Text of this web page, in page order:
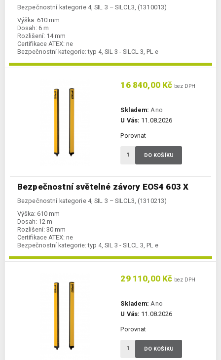
Bezpečnostní kategorie 4, SIL 3 – SILCL3, (1310013)
Výška: 610 mm
Dosah: 6 m
Rozlišení: 14 mm
Certifikace ATEX: ne
Bezpečnostní kategorie: typ 4, SIL 3 - SILCL 3, PL e
Bezpečnostní světelné závory EOS4 603 X
Bezpečnostní kategorie 4, SIL 3 – SILCL3, (1310213)
Výška: 610 mm
Dosah: 12 m
Rozlišení: 30 mm
Certifikace ATEX: ne
Bezpečnostní kategorie: typ 4, SIL 3 - SILCL 3, PL e
16 840,00 Kč bez DPH
Skladem: Ano
U Vás: 11.08.2026
Porovnat
DO KOŠÍKU
29 110,00 Kč bez DPH
Skladem: Ano
U Vás: 11.08.2026
Porovnat
DO KOŠÍKU